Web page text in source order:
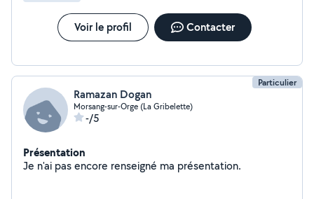
Voir le profil Contacter
Particulier
Ramazan Dogan
Morsang-sur-Orge (La Gribelette)
-/5
Présentation
Je n'ai pas encore renseigné ma présentation.